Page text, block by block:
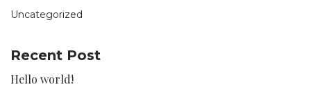
Uncategorized
Recent Post
Hello world!